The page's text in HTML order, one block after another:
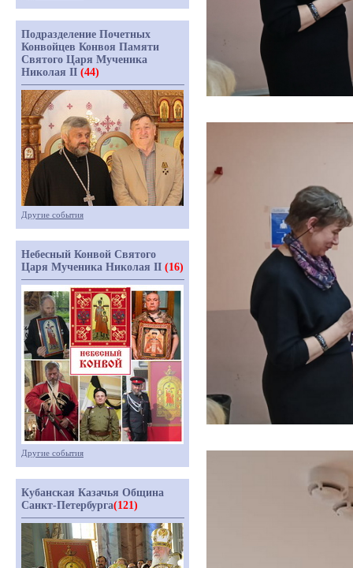
Подразделение Почетных
Конвойцев Конвоя Памяти
Святого Царя Мученика
Николая II (44)
Другие события
Небесный Конвой Святого
Царя Мученика Николая II (16)
Другие события
Кубанская Казачья Община
Санкт-Петербурга(121)